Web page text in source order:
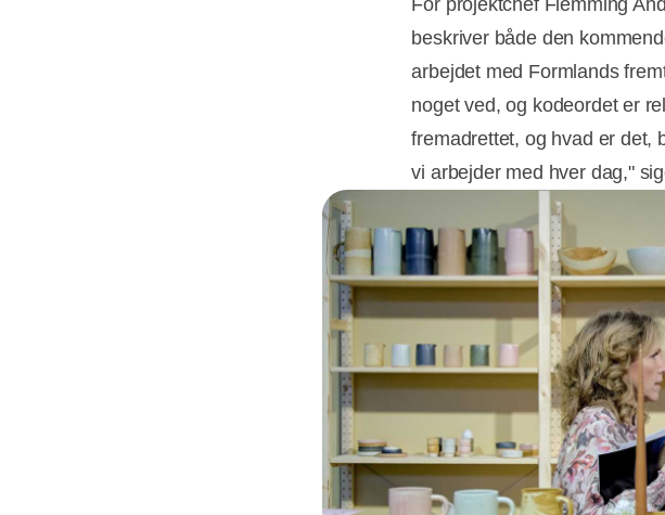
For projektchef Flemming
beskriver både den
arbejdet med Formlands
noget ved, og kodeordet er
fremadrettet, og hvad er det,
vi arbejder med hver dag,"